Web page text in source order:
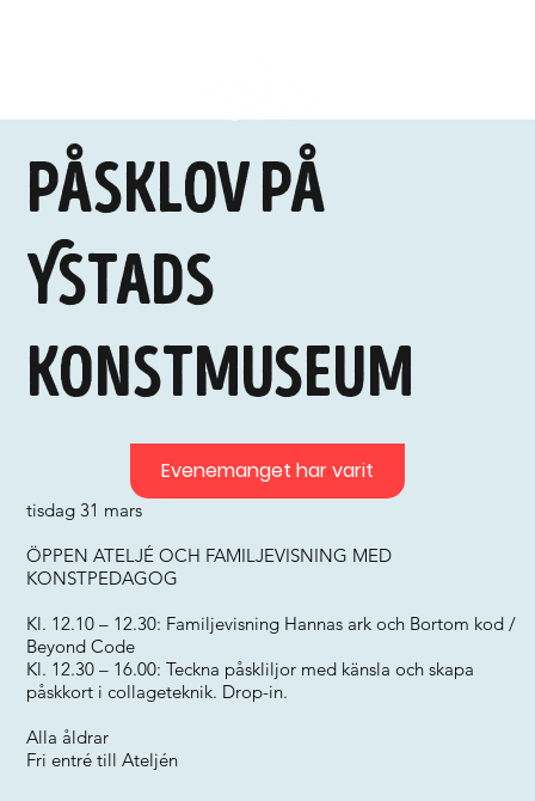
Påsklov på
Ystads
konstmuseum
tisdag 31 mars
ÖPPEN ATELJÉ OCH FAMILJEVISNING MED
KONSTPEDAGOG
Kl. 12.10 – 12.30: Familjevisning Hannas ark och Bortom kod /
Beyond Code
Kl. 12.30 – 16.00: Teckna påskliljor med känsla och skapa
påskkort i collageteknik. Drop-in.
Alla åldrar
Fri entré till Ateljén
Evenemanget har varit